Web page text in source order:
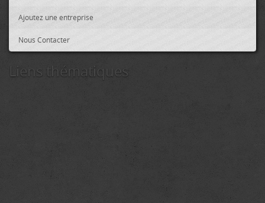
Ajoutez une entreprise
Nous Contacter
Liens thématiques